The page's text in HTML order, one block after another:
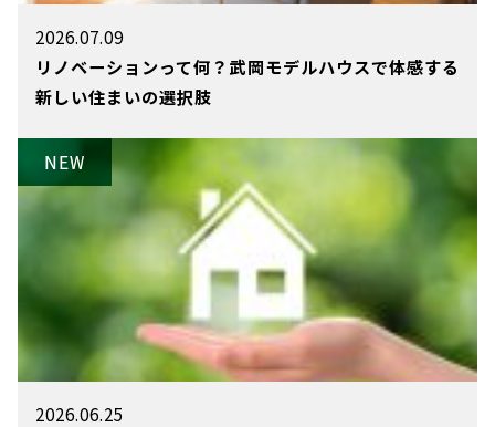
2026.07.09
リノベーションって何？武岡モデルハウスで体感する
新しい住まいの選択肢
2026.06.25